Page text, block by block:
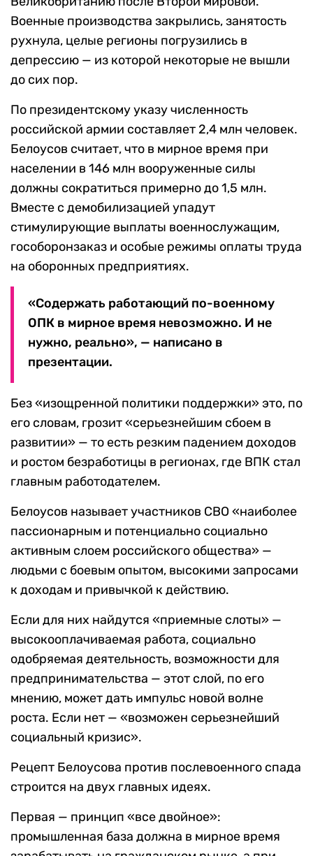
Военные производства закрылись, занятость
рухнула, целые регионы погрузились в
депрессию — из которой некоторые не вышли
до сих пор.
По президентскому указу численность
российской армии составляет 2,4 млн человек.
Белоусов считает, что в мирное время при
населении в 146 млн вооруженные силы
должны сократиться примерно до 1,5 млн.
Вместе с демобилизацией упадут
стимулирующие выплаты военнослужащим,
гособоронзаказ и особые режимы оплаты труда
на оборонных предприятиях.
«Содержать работающий по-военному
ОПК в мирное время невозможно. И не
нужно, реально», — написано в
презентации.
Без «изощренной политики поддержки» это, по
его словам, грозит «серьезнейшим сбоем в
развитии» — то есть резким падением доходов
и ростом безработицы в регионах, где ВПК стал
главным работодателем.
Белоусов называет участников СВО «наиболее
пассионарным и потенциально социально
активным слоем российского общества» —
людьми с боевым опытом, высокими запросами
к доходам и привычкой к действию.
Если для них найдутся «приемные слоты» —
высокооплачиваемая работа, социально
одобряемая деятельность, возможности для
предпринимательства — этот слой, по его
мнению, может дать импульс новой волне
роста. Если нет — «возможен серьезнейший
социальный кризис».
Рецепт Белоусова против послевоенного спада
строится на двух главных идеях.
Первая — принцип «все двойное»:
промышленная база должна в мирное время